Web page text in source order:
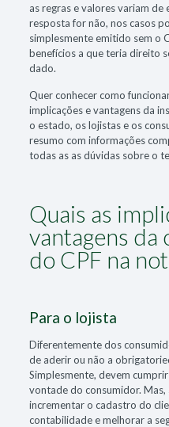
as regras e valores variam de
resposta for não, nos casos
simplesmente emitido sem o
benefícios a que teria direito
dado.
Quer conhecer como
implicações e vantagens da
o estado, os lojistas e os
resumo com informações
todas as as dúvidas sobre o
Quais as
vantagens
do CPF na
Para o lojista
Diferentemente dos
de aderir ou não a
Simplesmente, devem
vontade do consumidor.
incrementar o cadastro do
contabilidade e melhorar a